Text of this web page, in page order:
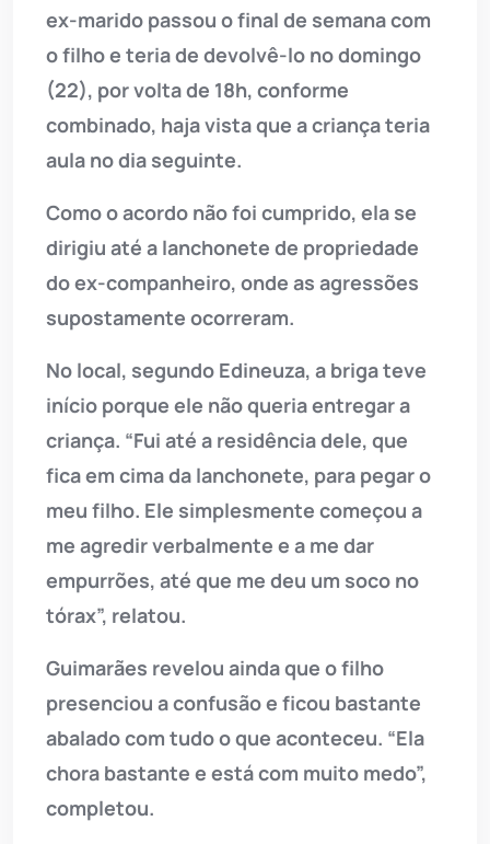
ex-marido passou o final de semana com
o filho e teria de devolvê-lo no domingo
(22), por volta de 18h, conforme
combinado, haja vista que a criança teria
aula no dia seguinte.
Como o acordo não foi cumprido, ela se
dirigiu até a lanchonete de propriedade
do ex-companheiro, onde as agressões
supostamente ocorreram.
No local, segundo Edineuza, a briga teve
início porque ele não queria entregar a
criança. “Fui até a residência dele, que
fica em cima da lanchonete, para pegar o
meu filho. Ele simplesmente começou a
me agredir verbalmente e a me dar
empurrões, até que me deu um soco no
tórax”, relatou.
Guimarães revelou ainda que o filho
presenciou a confusão e ficou bastante
abalado com tudo o que aconteceu. “Ela
chora bastante e está com muito medo”,
completou.